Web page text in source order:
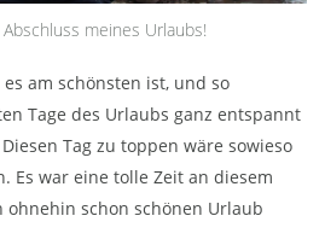
meines Urlaubs!
am schönsten ist, und so
Tage des Urlaubs ganz entspannt
Tag zu toppen wäre sowieso
Es war eine tolle Zeit an diesem
ohnehin schon schönen Urlaub